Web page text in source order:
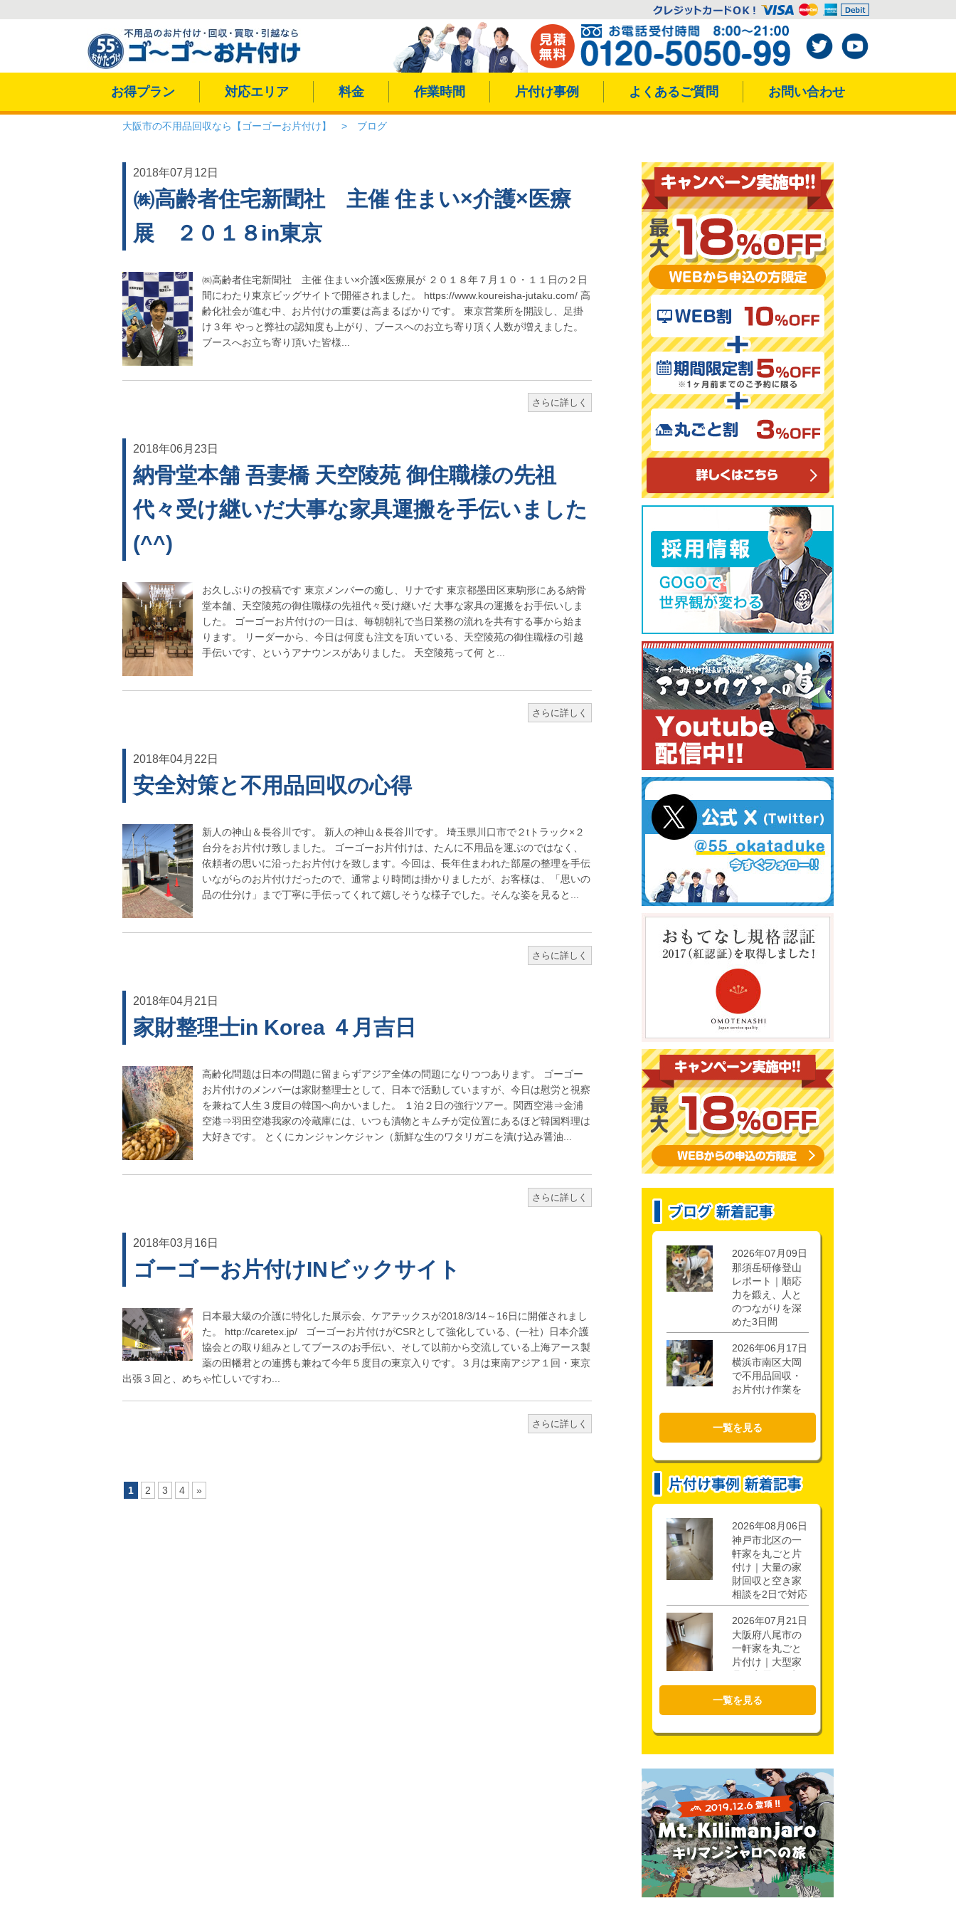
お得プラン 対応エリア 料金 作業時間 片付け事例 よくあるご質問 お問い合わせ
大阪市の不用品回収なら【ゴーゴーお片付け】 > ブログ
2018年07月12日
㈱高齢者住宅新聞社 主催 住まい×介護×医療
展 ２０１８in東京
㈱高齢者住宅新聞社 主催 住まい×介護×医療展が ２０１８年７月１０・１１日の２日
間にわたり東京ビッグサイトで開催されました。 https://www.koureisha-jutaku.com/ 高
齢化社会が進む中、お片付けの重要は高まるばかりです。 東京営業所を開設し、足掛
け３年 やっと弊社の認知度も上がり、ブースへのお立ち寄り頂く人数が増えました。
ブースへお立ち寄り頂いた皆様...
さらに詳しく
2018年06月23日
納骨堂本舗 吾妻橋 天空陵苑 御住職様の先祖
代々受け継いだ大事な家具運搬を手伝いました
(^^)
お久しぶりの投稿です 東京メンバーの癒し、リナです 東京都墨田区東駒形にある納骨
堂本舗、天空陵苑の御住職様の先祖代々受け継いだ 大事な家具の運搬をお手伝いしま
した。 ゴーゴーお片付けの一日は、毎朝朝礼で当日業務の流れを共有する事から始ま
ります。 リーダーから、今日は何度も注文を頂いている、天空陵苑の御住職様の引越
手伝いです、というアナウンスがありました。 天空陵苑って何 と...
さらに詳しく
2018年04月22日
安全対策と不用品回収の心得
新人の神山＆長谷川です。 新人の神山＆長谷川です。 埼玉県川口市で２tトラック×２
台分をお片付け致しました。 ゴーゴーお片付けは、たんに不用品を運ぶのではなく、
依頼者の思いに沿ったお片付けを致します。今回は、長年住まわれた部屋の整理を手伝
いながらのお片付けだったので、通常より時間は掛かりましたが、お客様は、「思いの
品の仕分け」まで丁寧に手伝ってくれて嬉しそうな様子でした。そんな姿を見ると...
さらに詳しく
2018年04月21日
家財整理士in Korea ４月吉日
高齢化問題は日本の問題に留まらずアジア全体の問題になりつつあります。 ゴーゴー
お片付けのメンバーは家財整理士として、日本で活動していますが、今日は慰労と視察
を兼ねて人生３度目の韓国へ向かいました。 １泊２日の強行ツアー。関西空港⇒金浦
空港⇒羽田空港我家の冷蔵庫には、いつも漬物とキムチが定位置にあるほど韓国料理は
大好きです。 とくにカンジャンケジャン（新鮮な生のワタリガニを漬け込み醤油...
さらに詳しく
2018年03月16日
ゴーゴーお片付けINビックサイト
日本最大級の介護に特化した展示会、ケアテックスが2018/3/14～16日に開催されまし
た。 http://caretex.jp/ ゴーゴーお片付けがCSRとして強化している、(一社）日本介護
協会との取り組みとしてブースのお手伝い、そして以前から交流している上海アース製
薬の田幡君との連携も兼ねて今年５度目の東京入りです。３月は東南アジア１回・東京
出張３回と、めちゃ忙しいですわ...
さらに詳しく
1 2 3 4 »
2026年07月09日
那須岳研修登山
レポート｜順応
力を鍛え、人と
のつながりを深
めた3日間
2026年06月17日
横浜市南区大岡
で不用品回収・
お片付け作業を
2026年02月21日
CSR活動報告 枚
ププロジェクト
一覧を見る
2026年08月06日
神戸市北区の一
軒家を丸ごと片
付け｜大量の家
財回収と空き家
相談を2日で対応
2026年07月21日
大阪府八尾市の
一軒家を丸ごと
片付け｜大型家
で回収
2026年07月17日
軒家3階・ロフト
の片付けを1時間
半で対応
一覧を見る